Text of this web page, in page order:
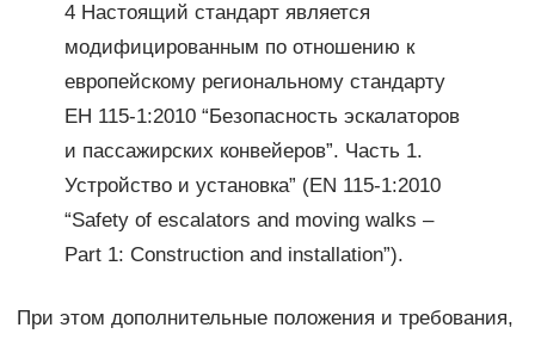
4 Настоящий стандарт является
модифицированным по отношению к
европейскому региональному стандарту
ЕН 115-1:2010 “Безопасность эскалаторов
и пассажирских конвейеров”. Часть 1.
Устройство и установка” (EN 115-1:2010
“Safety of escalators and moving walks –
Part 1: Construction and installation”).
При этом дополнительные положения и требования,